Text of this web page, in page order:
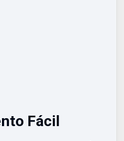
Fácil